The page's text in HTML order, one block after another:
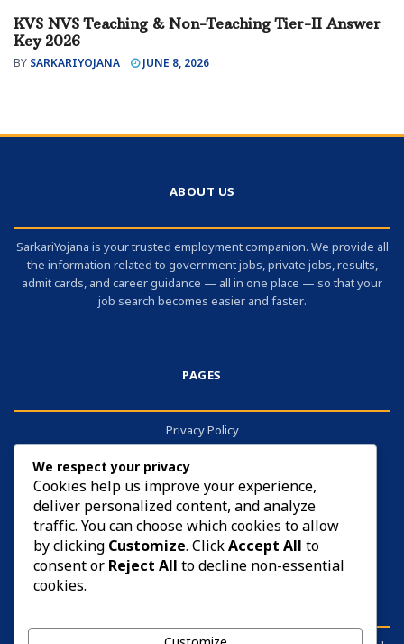
UNCATEGORIZED
KVS NVS Teaching & Non-Teaching Tier-II Answer
Key 2026
BY SARKARIYOJANA JUNE 8, 2026
ABOUT US
SarkariYojana is your trusted employment companion. We provide all
the information related to government jobs, private jobs, results,
admit cards, and career guidance — all in one place — so that your
job search becomes easier and faster.
PAGES
Privacy Policy
Contact
Cookies
We respect your privacy
Cookies help us improve your experience,
deliver personalized content, and analyze
traffic. You can choose which cookies to allow
by clicking Customize. ClickAccept All to
consent or Reject All to decline non-essential
cookies.